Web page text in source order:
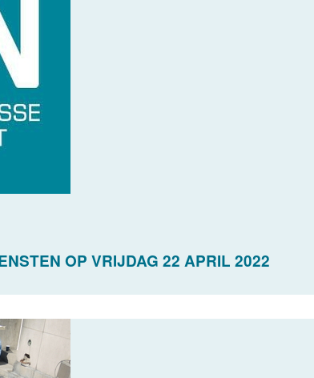
OP VRIJDAG 22 APRIL 2022